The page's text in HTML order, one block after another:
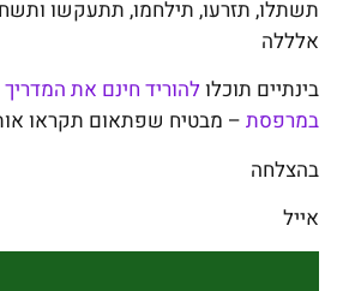
תשתלו, תזרעו, תילחמו, תתעקשו
אלללה
בינתיים תוכלו להוריד חינם את המדריך
במרפסת – מבטיח שפתאום תקראו
בהצלחה
אייל